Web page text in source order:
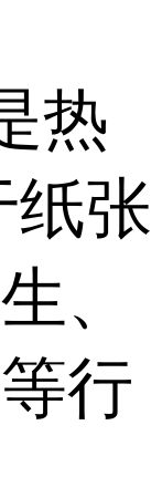
热
纸张
、
行